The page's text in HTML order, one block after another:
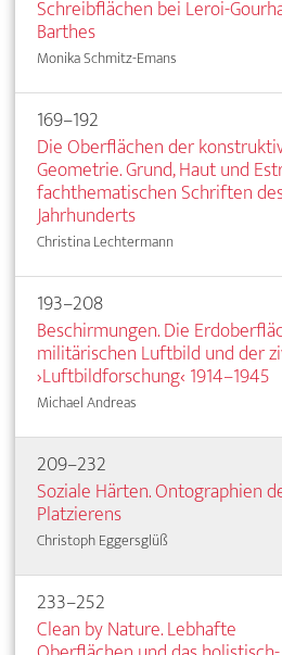
Schreibflächen bei Leroi-
Barthes
Monika Schmitz-Emans
169–192
Die Oberflächen der
Geometrie. Grund, Haut und
fachthematischen Schriften
Jahrhunderts
Christina Lechtermann
193–208
Beschirmungen. Die
militärischen Luftbild und der
›Luftbildforschung‹ 1914–1945
Michael Andreas
209–232
Soziale Härten. Ontographien
Platzierens
Christoph Eggersglüß
233–252
Clean by Nature. Lebhafte